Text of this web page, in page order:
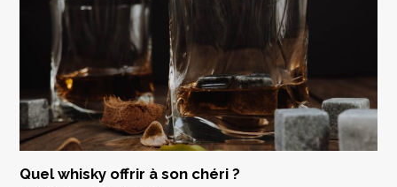
Quel whisky offrir à son chéri ?